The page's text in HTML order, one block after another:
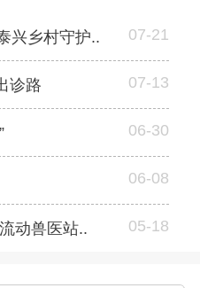
兴乡村守护.. 07-21
诊路 07-13
06-30
06-08
动兽医站.. 05-18